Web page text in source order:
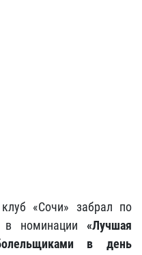
«Сочи» забрал по
в номинации «Лучшая
в день